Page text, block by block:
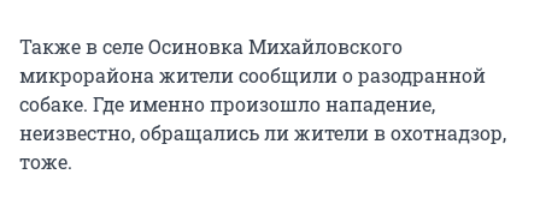
Также в селе Осиновка Михайловского
микрорайона жители сообщили о разодранной
собаке. Где именно произошло нападение,
неизвестно, обращались ли жители в охотнадзор,
тоже.